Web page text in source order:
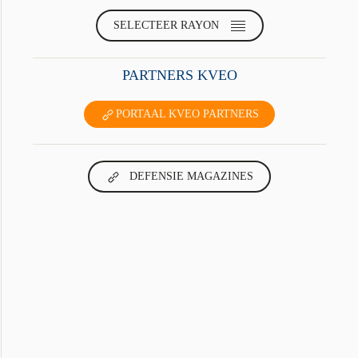
SELECTEER RAYON
PARTNERS KVEO
PORTAAL KVEO PARTNERS
DEFENSIE MAGAZINES